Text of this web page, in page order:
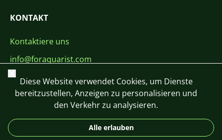
KONTAKT
Kontaktiere uns
info@foraquarist.com
+420 603 449 602
Schließen
Diese Website verwendet Cookies, um Dienste
bereitzustellen, Anzeigen zu personalisieren und
den Verkehr zu analysieren.
Alle erlauben